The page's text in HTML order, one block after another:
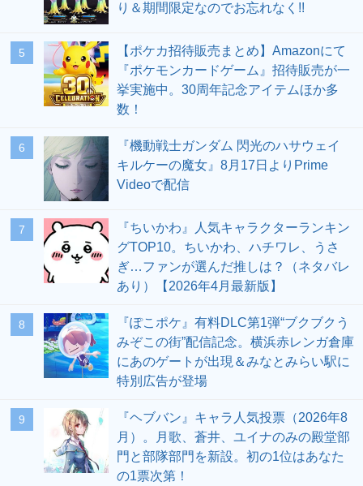
り＆期間限定なのでお忘れなく!!
5
【ポケカ招待販売まとめ】Amazonにて
『ポケモンカードゲーム』招待販売が一
挙実施中。30周年記念アイテムほか多
数！
6
『機動戦士ガンダム 閃光のハサウェイ
キルケーの魔女』8月17日よりPrime
Videoで配信
7
『ちいかわ』人気キャラクターランキン
グTOP10。ちいかわ、ハチワレ、うさ
ぎ…ファンが選んだ推しは？（ネタバレ
あり）【2026年4月最新版】
8
『ぽこポケ』有料DLC第1弾“ブクブクう
みぞこの街”配信記念。横浜赤レンガ倉庫
にあのゲートが出現＆みなとみらい駅に
特別広告が登場
9
『ヘブバン』キャラ人気投票（2026年8
月）。月歌、蒼井、ユイナのみの殿堂部
門と部隊部門を新設。初の1位はあなた
の1票次第！